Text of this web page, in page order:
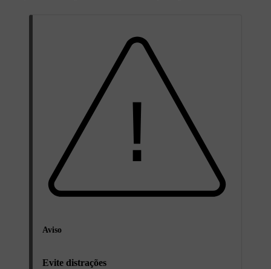
Aviso
Evite distrações